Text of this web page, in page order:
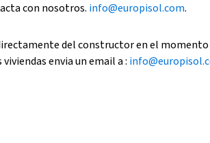
con nosotros. info@europisol.com.
del constructor en el momento
envia un email a :